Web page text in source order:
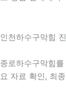
인천하수구막힘
종로하수구막힘
요 자료 확인, 최